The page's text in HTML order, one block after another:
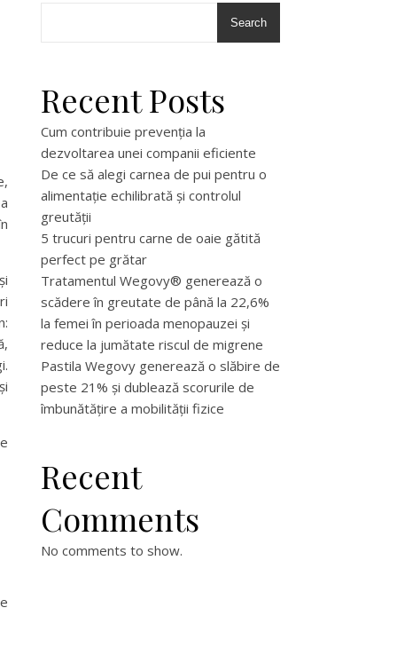
Search
Recent Posts
Cum contribuie prevenția la
dezvoltarea unei companii eficiente
De ce să alegi carnea de pui pentru o
alimentație echilibrată și controlul
greutății
5 trucuri pentru carne de oaie gătită
perfect pe grătar
Tratamentul Wegovy® generează o
scădere în greutate de până la 22,6%
la femei în perioada menopauzei și
reduce la jumătate riscul de migrene
Pastila Wegovy generează o slăbire de
peste 21% și dublează scorurile de
îmbunătățire a mobilității fizice
Recent
Comments
No comments to show.